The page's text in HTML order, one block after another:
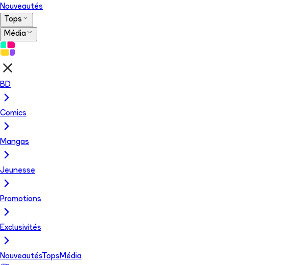
Nouveautés
Tops
Média
BD
Comics
Mangas
Jeunesse
Promotions
Exclusivités
NouveautésTops Média